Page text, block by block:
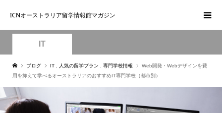
ICNオーストラリア留学情報館マガジン
IT
ブログ IT 人気の留学プラン 専門学校情報
Web開発・Webデザインを費
用を抑えて学べるオーストラリアのおすすめIT専門学校（都市別）